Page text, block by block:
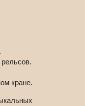
кране.